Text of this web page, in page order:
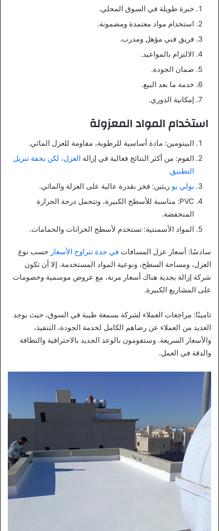
خبرة طويلة في السوق المحلي.
استخدام مواد معتمدة ومضمونة.
فريق فني مؤهل ومدرب.
الالتزام بالمواعيد.
ضمان الجودة.
خدمة ما بعد البيع.
إمكانية الدوري.
استخدام المواد المعزولة
البيتومين: مادة أساسية للرطوبة، مقاومة للعزل المائي.
الفوم: من أكثر النتائج فعالية في إزالة العزل، لكن بخفة تنزيل
التطبيق.
بولي يو ريثين: فخر بقدرة عالية على العزلة والمائي.
PVC: مناسبة للأسطح الكبيرة، وتتحمل درجة الحرارة
المنخفضة.
المواد الأسمنتية: تستخدم لأسطح الخزانات والحمامات.
سادسًا: أسعار عزل المسافات في جدة تتراوح الأسعار حسب نوع
العزل، ومساحة السطح، ونوعية المواد المستخدمة. إلا أن تكون
شركة إزالة بجدية هناك أسعار مرنة، مع عروض موسمية وخصومات
على المشاريع الكبيرة.
ثامينًا: مراجعات العملاء لشركة بسمعة طيبة في السوق، حيث يوجد
العديد من العملاء عن رضاهم الكامل لخدمة الجودة، التنفيذ،
والأسعار السريعة. وستقومون بالوعد الجديد بالاحترافية والنظافة
والدقة في العمل.